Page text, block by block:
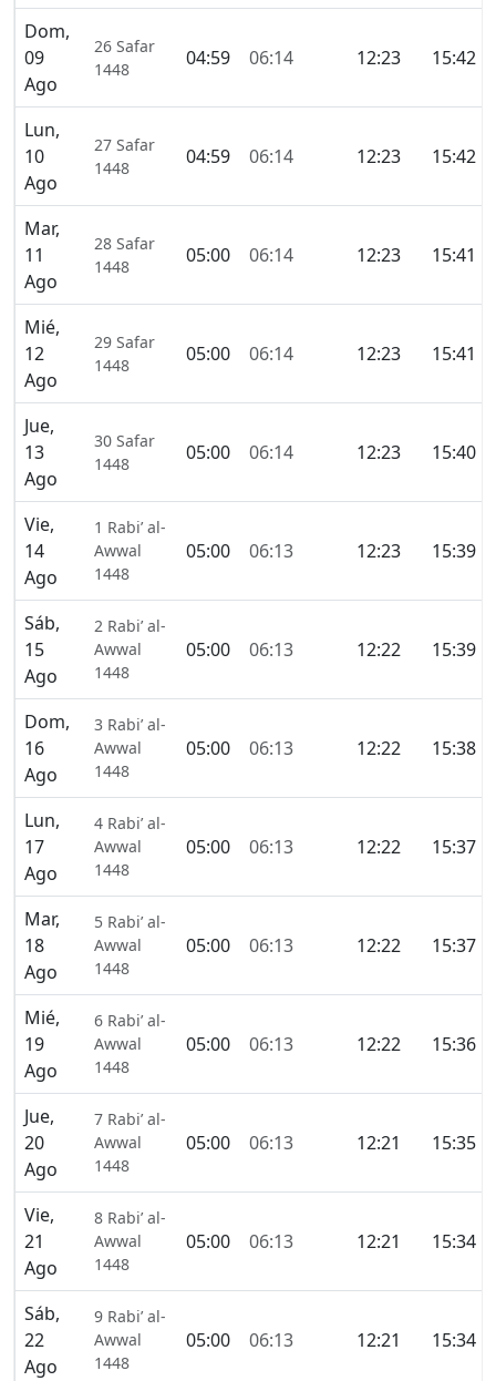
Dom,
09
Ago
26 Safar
1448
04:59 06:14 12:23 15:42
Lun,
10
Ago
27 Safar
1448
04:59 06:14 12:23 15:42
Mar,
11
Ago
28 Safar
1448
05:00 06:14 12:23 15:41
Mié,
12
Ago
29 Safar
1448
05:00 06:14 12:23 15:41
Jue,
13
Ago
30 Safar
1448
05:00 06:14 12:23 15:40
Vie,
14
Ago
1 Rabi’ al-
Awwal
1448
05:00 06:13 12:23 15:39
Sáb,
15
Ago
2 Rabi’ al-
Awwal
1448
05:00 06:13 12:22 15:39
Dom,
16
Ago
3 Rabi’ al-
Awwal
1448
05:00 06:13 12:22 15:38
Lun,
17
Ago
4 Rabi’ al-
Awwal
1448
05:00 06:13 12:22 15:37
Mar,
18
Ago
5 Rabi’ al-
Awwal
1448
05:00 06:13 12:22 15:37
Mié,
19
Ago
6 Rabi’ al-
Awwal
1448
05:00 06:13 12:22 15:36
Jue,
20
Ago
7 Rabi’ al-
Awwal
1448
05:00 06:13 12:21 15:35
Vie,
21
Ago
8 Rabi’ al-
Awwal
1448
05:00 06:13 12:21 15:34
Sáb,
22
Ago
9 Rabi’ al-
Awwal
1448
05:00 06:13 12:21 15:34